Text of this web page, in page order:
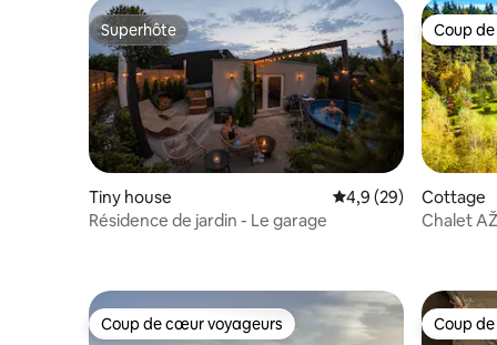
Superhôte
Superhôte
Tiny house Évaluation moyenne
4,9 (29)
Résidence de jardin - Le garage
Coup
Coup
Cottage
Chalet
Coup de cœur voyageurs
Coup de cœur voyageurs Coup
Coup